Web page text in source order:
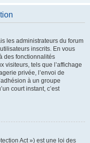
les administrateurs du forum
inscrits. En vous
des fonctionnalités
visiteurs, tels que l’affichage
privée, l’envoi de
à un groupe
court instant, c’est
Act ») est une loi des